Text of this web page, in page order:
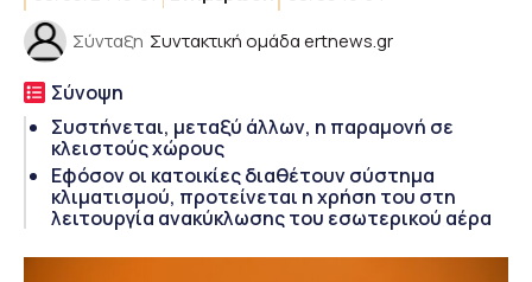
Σύνταξη Συντακτική ομάδα ertnews.gr
Σύνοψη
Συστήνεται, μεταξύ άλλων, η παραμονή σε
κλειστούς χώρους
Εφόσον οι κατοικίες διαθέτουν σύστημα
κλιματισμού, προτείνεται η χρήση του στη
λειτουργία ανακύκλωσης του εσωτερικού αέρα